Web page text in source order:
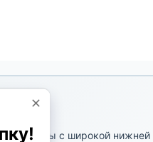
гитары с широкой